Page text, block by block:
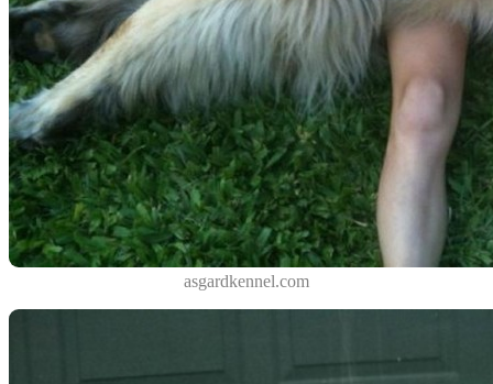
asgardkennel.com